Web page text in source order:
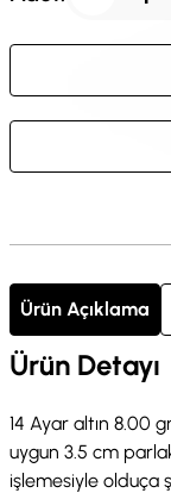
Ürün Açıklama
Ürün Detayı
14 Ayar altın 8.00
uygun 3.5 cm
işlemesiyle olduça